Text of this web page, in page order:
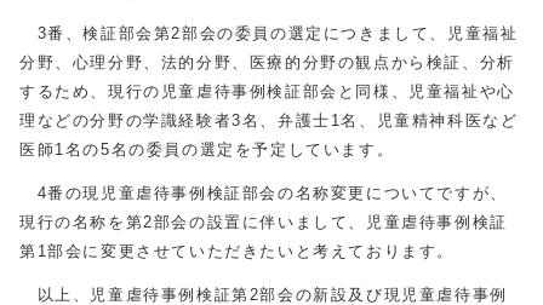
3番、検証部会第2部会の委員の選定につきまして、児童福祉
分野、心理分野、法的分野、医療的分野の観点から検証、分析
するため、現行の児童虐待事例検証部会と同様、児童福祉や心
理などの分野の学識経験者3名、弁護士1名、児童精神科医など
医師1名の5名の委員の選定を予定しています。
4番の現児童虐待事例検証部会の名称変更についてですが、
現行の名称を第2部会の設置に伴いまして、児童虐待事例検証
第1部会に変更させていただきたいと考えております。
以上、児童虐待事例検証第2部会の新設及び現児童虐待事例